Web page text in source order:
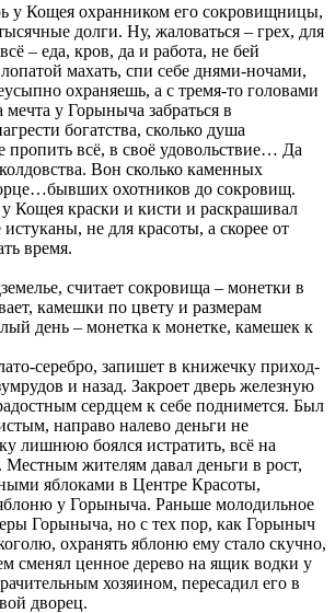
у Кощея охранником его сокровищницы,
долги. Ну, жаловаться – грех, для
– еда, кров, да и работа, не бей
махать, спи себе днями-ночами,
охраняешь, а с тремя-то головами
у Горыныча забраться в
богатства, сколько душа
всё, в своё удовольствие… Да
Вон сколько каменных
охотников до сокровищ.
Кощея краски и кисти и раскрашивал
не для красоты, а скорее от
время.
считает сокровища – монетки в
камешки по цвету и размерам
день – монетка к монетке, камешек к
серебро, запишет в книжечку приход-
и назад. Закроет дверь железную
сердцем к себе поднимется. Был
направо налево деньги не
лишнюю боялся истратить, всё на
жителям давал деньги в рост,
яблоками в Центре Красоты,
у Горыныча. Раньше молодильное
Горыныча, но с тех пор, как Горыныч
охранять яблоню ему стало скучно,
сменял ценное дерево на ящик водки у
хозяином, пересадил его в
дворец.